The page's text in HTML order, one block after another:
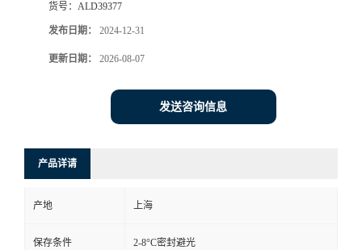
货号： ALD39377
发布日期： 2024-12-31
更新日期： 2026-08-07
发送咨询信息
产品详请
产地 上海
保存条件 2-8°C密封避光